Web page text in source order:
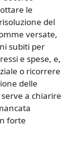
le
del
versate,
subiti per
e spese, e,
o ricorrere
delle
a chiarire
forte